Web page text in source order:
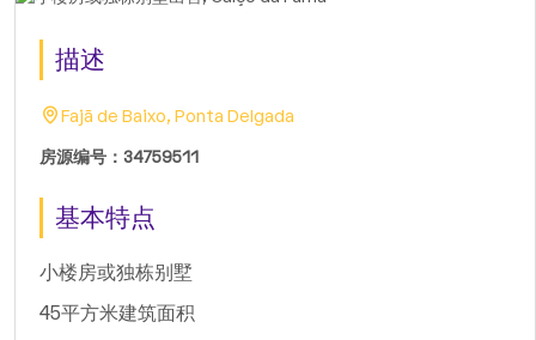
描述
Fajã de Baixo, Ponta Delgada
房源编号：34759511
基本特点
小楼房或独栋别墅
45平方米建筑面积